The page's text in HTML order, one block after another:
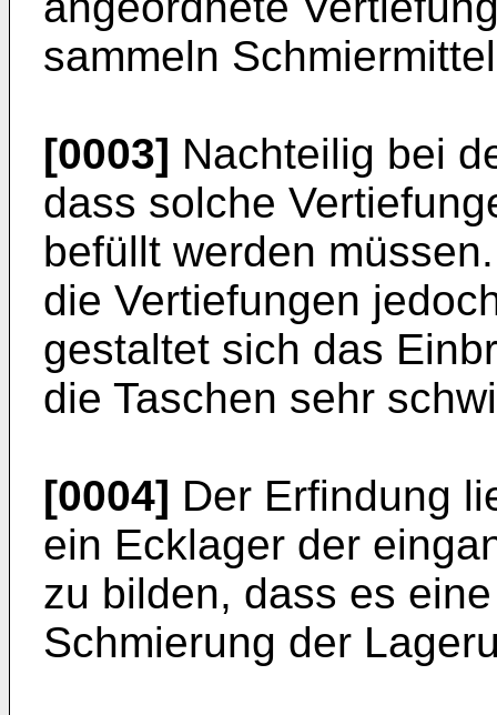
sammeln
[0003] Nachteilig bei
dass solche
befüllt werden
die Vertiefungen
gestaltet sich das
die Taschen sehr
[0004] Der Erfindung
ein Ecklager der
zu bilden, dass es
Schmierung der